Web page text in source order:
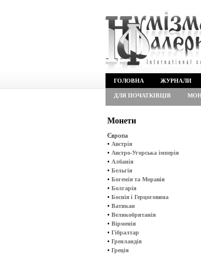
ГОЛОВНА ЖУРНАЛИ
ДЛЯ ПОЧАТКІВЦІВ
Монети
Європа
• Австрія
• Австро-Угорська імперія
• Албанія
• Бельгія
• Богемія та Моравія
• Болгарія
• Боснія і Герцоговина
• Ватикан
• Великобританія
• Вірменія
• Гібралтар
• Гренландія
• Греція